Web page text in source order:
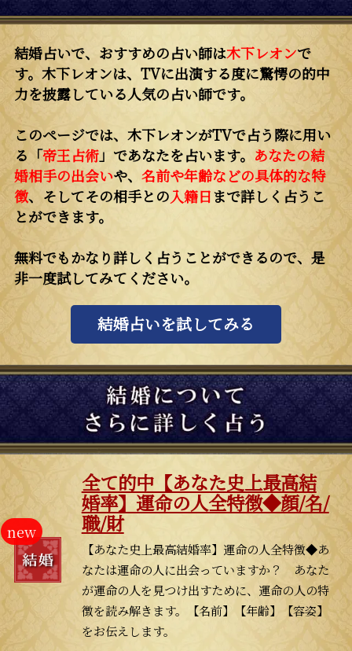
結婚占いで、おすすめの占い師は木下レオンで
す。木下レオンは、TVに出演する度に驚愕の的中
力を披露している人気の占い師です。
このページでは、木下レオンがTVで占う際に用い
る「帝王占術」であなたを占います。 あなたの結
婚相手の出会いや、 名前や年齢などの具体的な特
徴、そしてその相手との入籍日まで詳しく占うこ
とができます。
無料でもかなり詳しく占うことができるので、是
非一度試してみてください。
結婚占いを試してみる
全て的中【あなた史上最高結
婚率】運命の人全特徴◆顔/名/
職/財
【あなた史上最高結婚率】運命の人全特徴◆あ
なたは運命の人に出会っていますか？ あなた
が運命の人を見つけ出すために、運命の人の特
徴を読み解きます。【名前】【年齢】【容姿】
をお伝えします。